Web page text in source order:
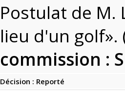
Postulat de M.
lieu d'un golf».
commission :
Décision : Reporté